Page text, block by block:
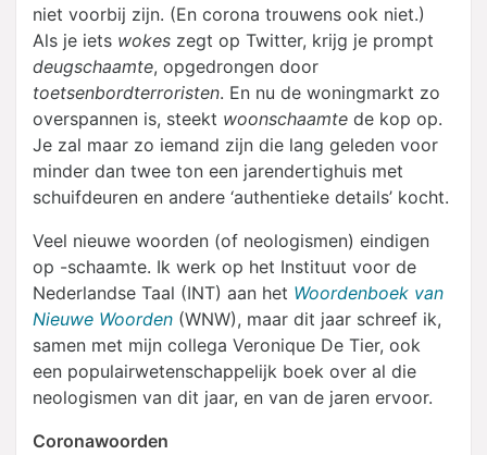
niet voorbij zijn. (En corona trouwens ook niet.)
Als je iets wokes zegt op Twitter, krijg je prompt
deugschaamte, opgedrongen door
toetsenbordterroristen. En nu de woningmarkt zo
overspannen is, steekt woonschaamte de kop op.
Je zal maar zo iemand zijn die lang geleden voor
minder dan twee ton een jarendertighuis met
schuifdeuren en andere ‘authentieke details’ kocht.
Veel nieuwe woorden (of neologismen) eindigen
op -schaamte. Ik werk op het Instituut voor de
Nederlandse Taal (INT) aan het Woordenboek van
Nieuwe Woorden (WNW), maar dit jaar schreef ik,
samen met mijn collega Veronique De Tier, ook
een populairwetenschappelijk boek over al die
neologismen van dit jaar, en van de jaren ervoor.
Coronawoorden